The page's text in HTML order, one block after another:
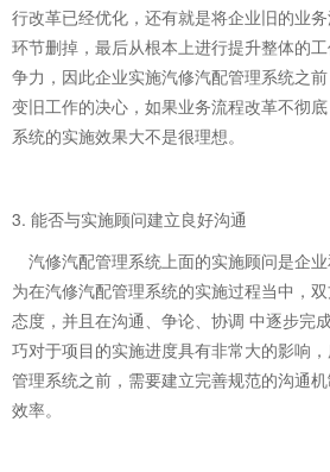
行改革已经优化，还有就是将企业旧的业
环节删掉，最后从根本上进行提升整体的
争力，因此企业实施汽修汽配管理系统之
变旧工作的决心，如果业务流程改革不彻
系统的实施效果大不是很理想。
3. 能否与实施顾问建立良好沟通
汽修汽配管理系统上面的实施顾问是企
为在汽修汽配管理系统的实施过程当中，
态度，并且在沟通、争论、协调 中逐步完
巧对于项目的实施进度具有非常大的影响
管理系统之前，需要建立完善规范的沟通
效率。